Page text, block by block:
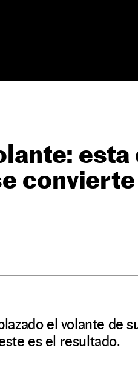
el volante de
es el resultado.